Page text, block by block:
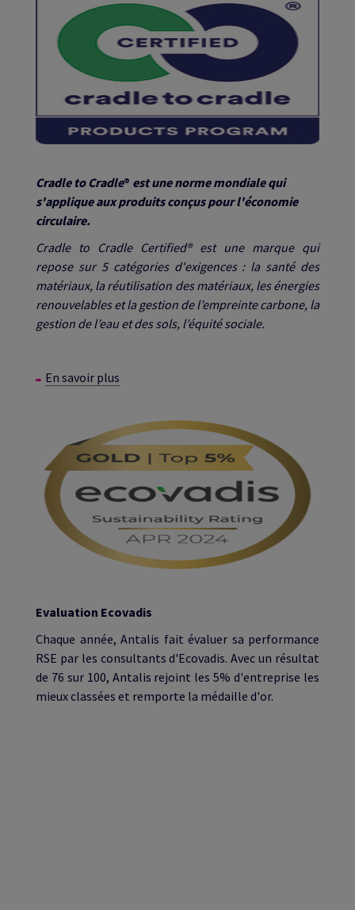
Cradle to Cradle® est une norme mondiale qui
s'applique aux produits conçus pour l'économie
circulaire.
Cradle to Cradle Certified® est une marque qui
repose sur 5 catégories d'exigences : la santé des
matériaux, la réutilisation des matériaux, les énergies
renouvelables et la gestion de l’empreintecarbone, la
gestion de l’eauet des sols, l’équité sociale.
En savoir plus
Evaluation Ecovadis
Chaque année, Antalis fait évaluer sa performance
RSE par les consultants d'Ecovadis. Avec un résultat
de 76 sur 100, Antalis rejoint les 5% d'entreprise les
mieux classées et remporte la médaille d'or.